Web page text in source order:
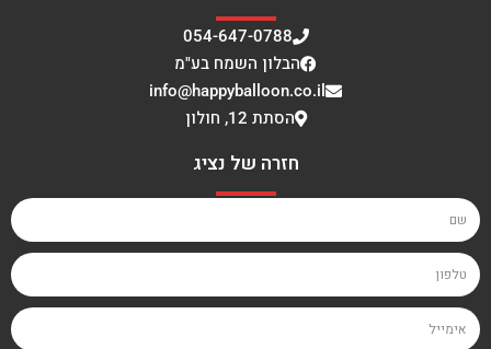
054-647-0788
הבלון השמח בע"מ
info@happyballoon.co.il
הסתת 12, חולון
חזרה של נציג